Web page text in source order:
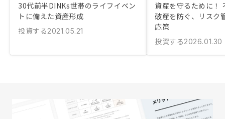
30代前半DINKs世帯のライフイベン
トに備えた資産形成
投資する2021.05.21
資産を守るために！
破産を防ぐ、リスク
応策
投資する2026.01.30